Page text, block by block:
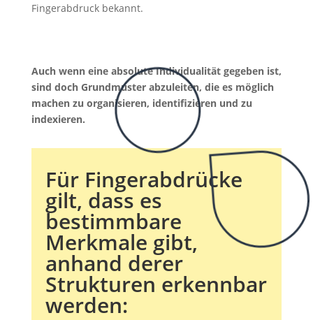
Fingerabdruck bekannt.
Auch wenn eine absolute Individualität gegeben ist,
sind doch Grundmuster abzuleiten, die es möglich
machen zu organisieren, identifizieren und zu
indexieren.
Für Fingerabdrücke
gilt, dass es
bestimmbare
Merkmale gibt,
anhand derer
Strukturen erkennbar
werden: